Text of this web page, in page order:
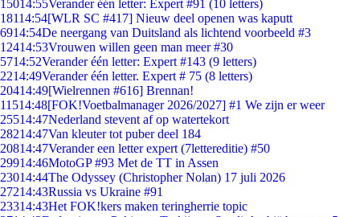
15014:55Verander één letter: Expert #91 (10 letters)
18114:54[WLR SC #417] Nieuw deel openen was kaputt
6914:54De neergang van Duitsland als lichtend voorbeeld #3
12414:53Vrouwen willen geen man meer #30
5714:52Verander één letter: Expert #143 (9 letters)
2214:49Verander één letter. Expert # 75 (8 letters)
20414:49[Wielrennen #616] Brennan!
11514:48[FOK!Voetbalmanager 2026/2027] #1 We zijn er weer
25514:47Nederland stevent af op watertekort
28214:47Van kleuter tot puber deel 184
20814:47Verander een letter expert (7lettereditie) #50
29914:46MotoGP #93 Met de TT in Assen
23014:44The Odyssey (Christopher Nolan) 17 juli 2026
27214:43Russia vs Ukraine #91
23314:43Het FOK!kers maken teringherrie topic